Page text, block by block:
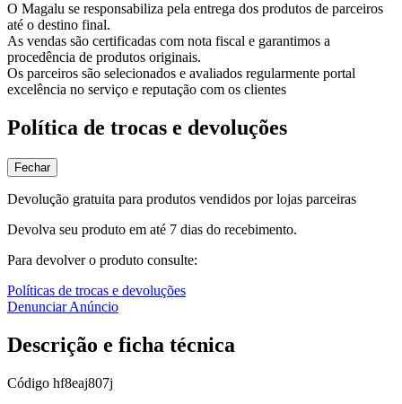
O Magalu se responsabiliza pela entrega dos produtos de parceiros
até o destino final.
As vendas são certificadas com nota fiscal e garantimos a
procedência de produtos originais.
Os parceiros são selecionados e avaliados regularmente portal
excelência no serviço e reputação com os clientes
Política de trocas e devoluções
Fechar
Devolução gratuita para produtos vendidos por lojas parceiras
Devolva seu produto em até 7 dias do recebimento.
Para devolver o produto consulte:
Políticas de trocas e devoluções
Denunciar Anúncio
Descrição e ficha técnica
Código hf8eaj807j